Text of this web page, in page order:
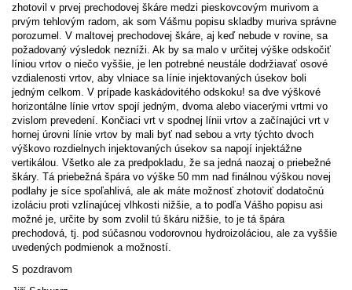
zhotovil v prvej prechodovej škáre medzi pieskovcovým murivom a
prvým tehlovým radom, ak som Vášmu popisu skladby muriva správne
porozumel. V maltovej prechodovej škáre, aj keď nebude v rovine, sa
požadovaný výsledok nezníži. Ak by sa malo v určitej výške odskočiť
líniou vrtov o niečo vyššie, je len potrebné neustále dodržiavať osové
vzdialenosti vrtov, aby vlniace sa línie injektovaných úsekov boli
jedným celkom. V prípade kaskádovitého odskoku! sa dve výškové
horizontálne línie vrtov spojí jedným, dvoma alebo viacerými vrtmi vo
zvislom prevedení. Končiaci vrt v spodnej línii vrtov a začínajúci vrt v
hornej úrovni línie vrtov by mali byť nad sebou a vrty týchto dvoch
výškovo rozdielnych injektovaných úsekov sa napojí injektážne
vertikálou. Všetko ale za predpokladu, že sa jedná naozaj o priebežné
škáry. Tá priebežná špára vo výške 50 mm nad finálnou výškou novej
podlahy je síce spoľahlivá, ale ak máte možnosť zhotoviť dodatočnú
izoláciu proti vzlínajúcej vlhkosti nižšie, a to podľa Vášho popisu asi
možné je, určite by som zvolil tú škáru nižšie, to je tá špára
prechodová, tj. pod súčasnou vodorovnou hydroizoláciou, ale za vyššie
uvedených podmienok a možností.
S pozdravom